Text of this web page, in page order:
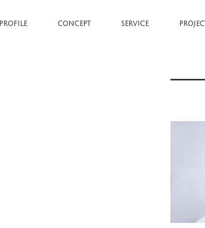
PROFILE CONCEPT SERVICE PROJECT